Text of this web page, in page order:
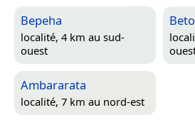
Bepeha
localité, 4 km au sud-
ouest
Ambararata
localité, 7 km au nord-est